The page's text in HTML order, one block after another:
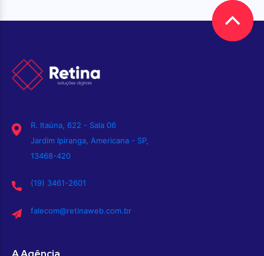
R. Itaúna, 622 - Sala 06
Jardim Ipiranga, Americana - SP,
13468-420
(19) 3461-2601
falecom@retinaweb.com.br